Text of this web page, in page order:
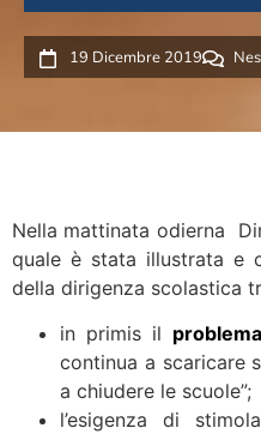
19 Dicembre 2019
Nella mattinata odierna
quale è stata illustrata e
della dirigenza scolastica
in primis il
continua a scaricare
a chiudere le scuole”;
l’esigenza di